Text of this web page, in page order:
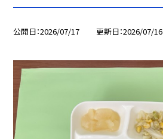
公開日 2026/07/17 更新日 2026/07/16